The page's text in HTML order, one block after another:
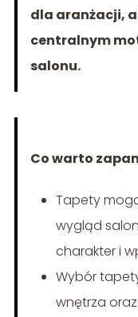
dla aranżacji,
centralnym
salonu.
Co warto
Tapety
wygląd
charakter i
Wybór
wnętrza